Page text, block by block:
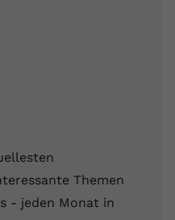
Themen
- jeden Monat in
des Benutzers zu
eingebettete YouTube-